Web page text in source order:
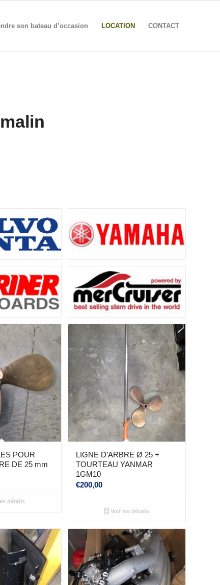
son bateau d’occasion LOCATION CONTACT
POUR
DE 25 mm
détails
LIGNE D’ARBRE Ø 25 +
TOURTEAU YANMAR
1GM10
€200,00
Voir les détails